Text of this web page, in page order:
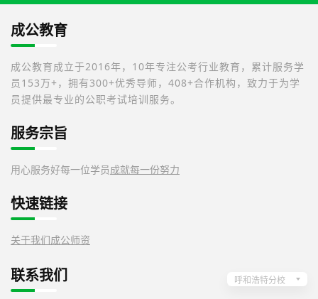
成公教育
成公教育成立于2016年，10年专注公考行业教育，累计服务学
员153万+，拥有300+优秀导师，408+合作机构，致力于为学
员提供最专业的公职考试培训服务。
服务宗旨
用心服务好每一位学员成就每一份努力
快速链接
关于我们成公师资
联系我们 呼和浩特分校